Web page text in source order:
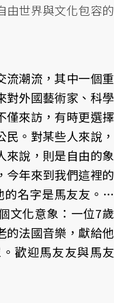
由世界與文化包容的
流潮流，其中一個重
對外國藝術家、科學
僅來訪，有時更選擇
。對某些人來說，
來說，則是自由的象
今年來到我們這裡的
的名字是馬友友。…
文化意象：一位7歲
的法國音樂，獻給他
歡迎馬友友與馬友